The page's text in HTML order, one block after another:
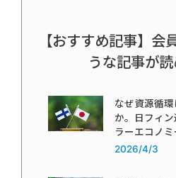
【おすすめ記事】会
うな記事が読
なぜ資源循
か。日フィ
ラーエコノミ
2026/4/3